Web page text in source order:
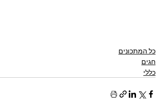
כל המתכונים
חגים
כללי